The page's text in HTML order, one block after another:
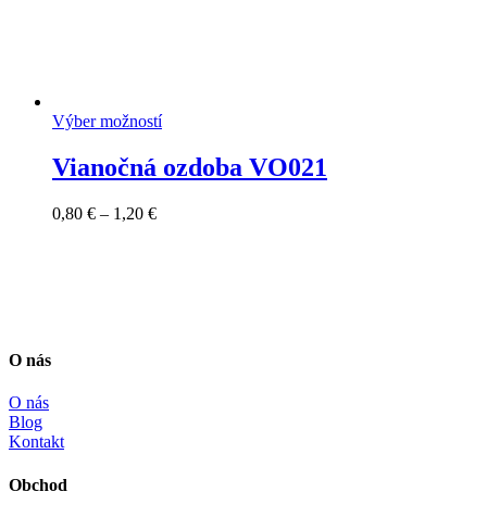
Výber možností
Vianočná ozdoba VO021
0,80 € – 1,20 €Price
O nás
O nás
Blog
Kontakt
Obchod